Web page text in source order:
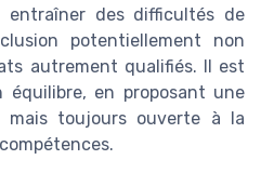
des difficultés de
potentiellement non
autrement qualifiés. Il est
en proposant une
toujours ouverte à la